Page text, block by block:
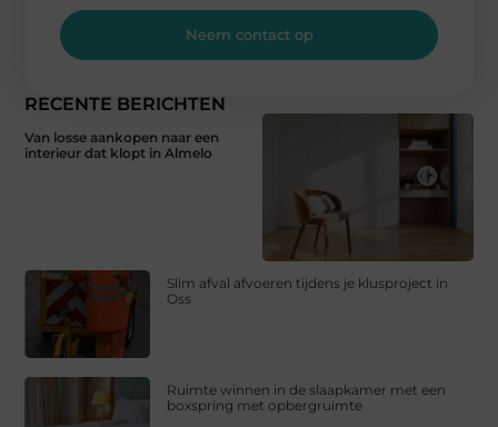
RECENTE BERICHTEN
Van losse aankopen naar een
interieur dat klopt in Almelo
Slim afval afvoeren tijdens je klusproject in
Oss
Ruimte winnen in de slaapkamer met een
boxspring met opbergruimte
Neem contact op